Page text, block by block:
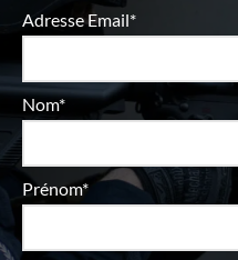
Adresse Email*
Nom*
Prénom*